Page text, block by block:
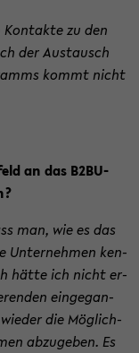
zu den
der Aus­tausch
kommt nicht
an das B2BU-​
man, wie es das
Un­ter­neh­men ken­
hätte ich nicht er­
ein­ge­gan­
die Mög­lich­
ab­zu­ge­ben. Es